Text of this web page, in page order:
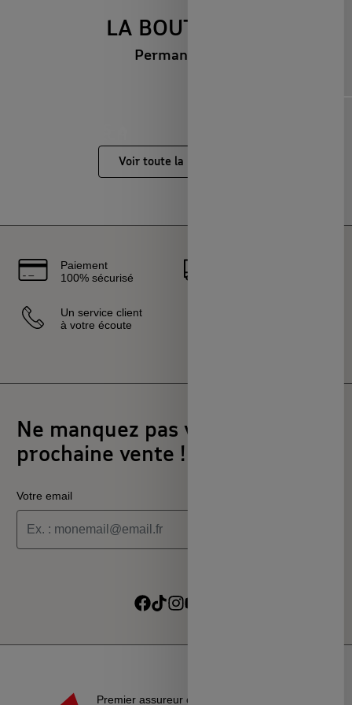
LA BOUTIQUE
Permanente
Voir toute la boutique
Paiement
100% sécurisé
Un service client
à votre écoute
Ne manquez pas votre
prochaine vente !
Votre email
Je souhaite recevoir les alertes des ventes découvertes du
Premier assureur du monde de l’éducation, de